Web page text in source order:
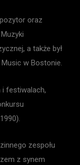
oraz
a także był
w Bostonie.
i festiwalach,
zespołu
z synem